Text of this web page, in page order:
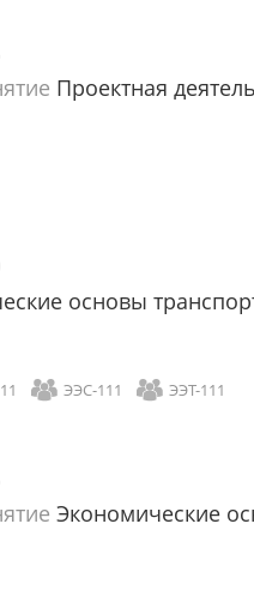
Проектная
основы
ЭЭС-111 ЭЭТ-111
Экономические